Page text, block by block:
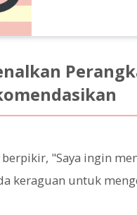
"Saya ingin
keraguan untuk